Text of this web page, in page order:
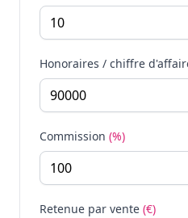
Honoraires / chiffre
Commission (%)
Retenue par vente (€)